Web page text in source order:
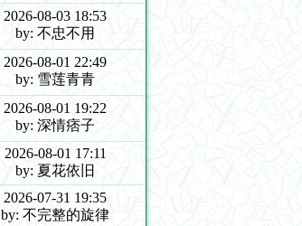
2026-08-03 18:53
by: 不忠不用
2026-08-01 22:49
by: 雪莲青青
2026-08-01 19:22
by: 深情痞子
2026-08-01 17:11
by: 夏花依旧
2026-07-31 19:35
by: 不完整的旋律